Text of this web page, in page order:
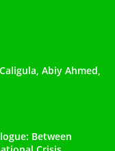
Abiy Ahmed,
Between